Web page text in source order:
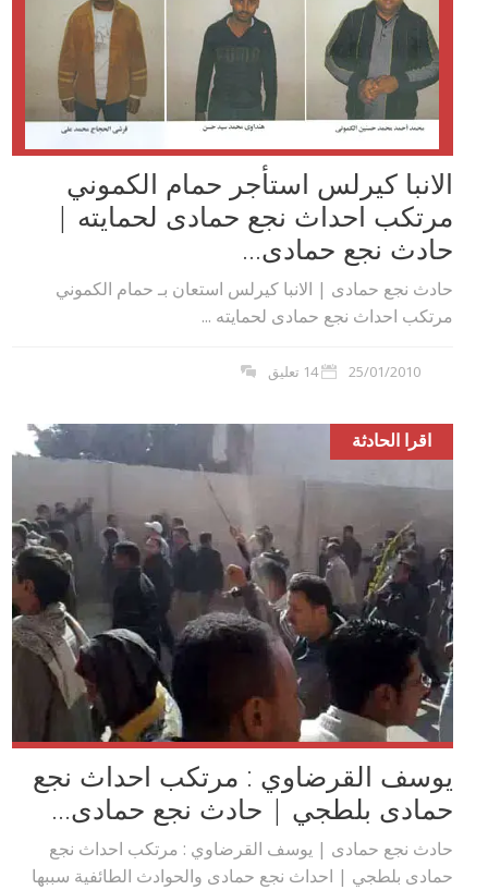
الانبا كيرلس استأجر حمام الكموني
مرتكب احداث نجع حمادى لحمايته |
حادث نجع حمادى...
حادث نجع حمادى | الانبا كيرلس استعان بـ حمام الكموني
مرتكب احداث نجع حمادى لحمايته ...
25/01/2010 14 تعليق
اقرا الحادثة
يوسف القرضاوي : مرتكب احداث نجع
حمادى بلطجي | حادث نجع حمادى...
حادث نجع حمادى | يوسف القرضاوي : مرتكب احداث نجع
حمادى بلطجي | احداث نجع حمادى والحوادث الطائفية سببها